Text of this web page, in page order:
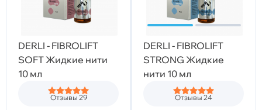
DERLI - FIBROLIFT
SOFT Жидкие нити
10 мл
Отзывы 29
DERLI - FIBROLIFT
STRONG Жидкие
нити 10 мл
Отзывы 24